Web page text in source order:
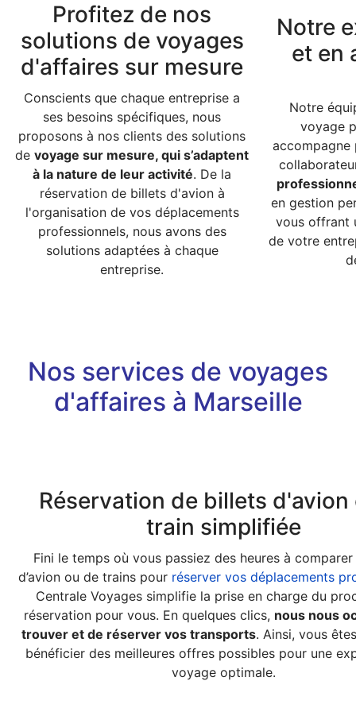
Profitez de nos
solutions de voyages
d'affaires sur mesure
Notre
et en
Conscients que chaque entreprise a
ses besoins spécifiques, nous
proposons à nos clients des solutions
de voyage sur mesure, qui s’adaptent
à la nature de leur activité. De la
réservation de billets d'avion à
l'organisation de vos déplacements
professionnels, nous avons des
solutions adaptées à chaque
entreprise.
Notre
voyage
en gestion
vous offrant
de votre
Nos services de voyages
d'affaires à Marseille
Réservation de billets d'avion
train simplifiée
Fini le temps où vous passiez des heures à
d’avion ou de trains pour réserver vos déplacements
Centrale Voyages simplifie la prise en charge du
réservation pour vous. En quelques clics, nous nous
trouver et de réserver vos transports. Ainsi, vous
bénéficier des meilleures offres possibles pour une
voyage optimale.